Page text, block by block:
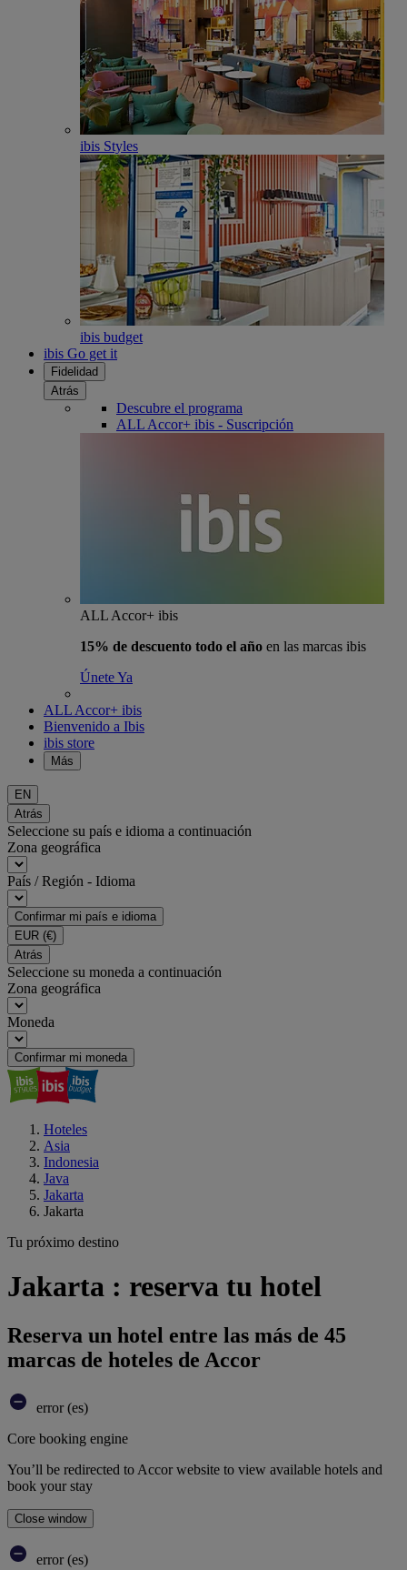
ibis Styles
ibis budget
ibis Go get it
Fidelidad
Atrás
Descubre el programa
ALL Accor+ ibis - Suscripción
ALL Accor+ ibis
15% de descuento todo el año en las marcas ibis
Únete Ya
ALL Accor+ ibis
Bienvenido a Ibis
ibis store
Más
EN
Atrás
Seleccione su país e idioma a continuación
Zona geográfica
País / Región - Idioma
Confirmar mi país e idioma
EUR (€)
Atrás
Seleccione su moneda a continuación
Zona geográfica
Moneda
Confirmar mi moneda
Hoteles
Asia
Indonesia
Java
Jakarta
Jakarta
Tu próximo destino
Jakarta : reserva tu hotel
Reserva un hotel entre las más de 45
marcas de hoteles de Accor
error (es)
Core booking engine
You’ll be redirected to Accor website to view available hotels and
book your stay
Close window
error (es)